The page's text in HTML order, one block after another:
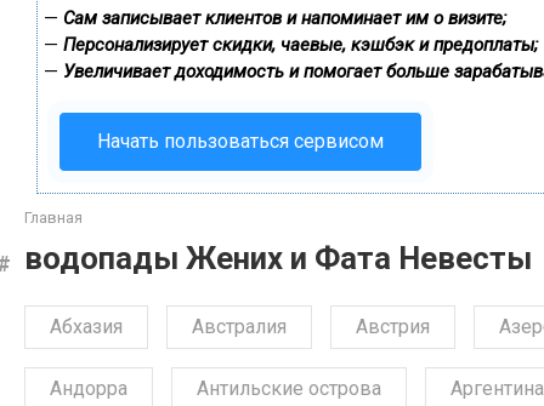
— Сам записывает клиентов и напоминает им о визите;
— Персонализирует скидки, чаевые, кэшбэк и предоплаты;
— Увеличивает доходимость и помогает больше
Начать пользоваться сервисом
Главная
водопады Жених и Фата Невесты
Абхазия Австралия Австрия
Андорра Антильские острова Аргентина